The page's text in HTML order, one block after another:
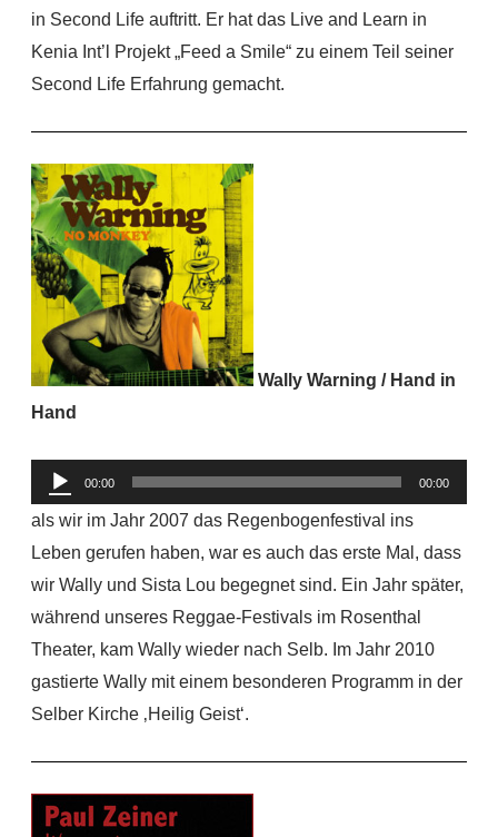
in Second Life auftritt. Er hat das Live and Learn in
Kenia Int’l Projekt „Feed a Smile“ zu einem Teil seiner
Second Life Erfahrung gemacht.
Wally Warning / Hand in
Hand
Audio-
Player
00:00 00:00
als wir im Jahr 2007 das Regenbogenfestival ins
Leben gerufen haben, war es auch das erste Mal, dass
wir Wally und Sista Lou begegnet sind. Ein Jahr später,
während unseres Reggae-Festivals im Rosenthal
Theater, kam Wally wieder nach Selb. Im Jahr 2010
gastierte Wally mit einem besonderen Programm in der
Selber Kirche ‚Heilig Geist‘.